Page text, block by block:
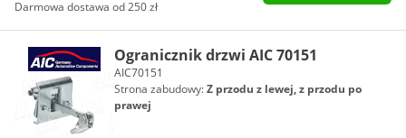
Darmowa dostawa od 250 zł
Ogranicznik drzwi AIC 70151
AIC70151
Strona zabudowy:Z przodu z lewej, z przodu po
prawej